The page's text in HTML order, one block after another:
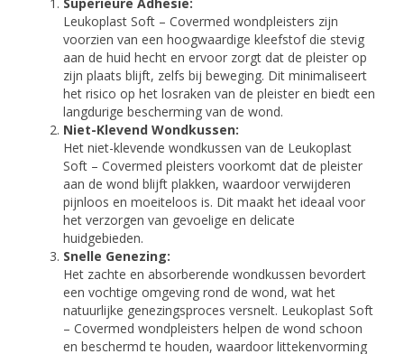
Leukoplast Soft – Covermed wondpleisters zijn
voorzien van een hoogwaardige kleefstof die stevig
aan de huid hecht en ervoor zorgt dat de pleister op
zijn plaats blijft, zelfs bij beweging. Dit minimaliseert
het risico op het losraken van de pleister en biedt een
langdurige bescherming van de wond.
Niet-Klevend Wondkussen:
Het niet-klevende wondkussen van de Leukoplast
Soft – Covermed pleisters voorkomt dat de pleister
aan de wond blijft plakken, waardoor verwijderen
pijnloos en moeiteloos is. Dit maakt het ideaal voor
het verzorgen van gevoelige en delicate
huidgebieden.
Snelle Genezing:
Het zachte en absorberende wondkussen bevordert
een vochtige omgeving rond de wond, wat het
natuurlijke genezingsproces versnelt. Leukoplast Soft
– Covermed wondpleisters helpen de wond schoon
en beschermd te houden, waardoor littekenvorming